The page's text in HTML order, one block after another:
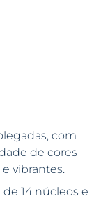
com
de cores
vibrantes.
14 núcleos e